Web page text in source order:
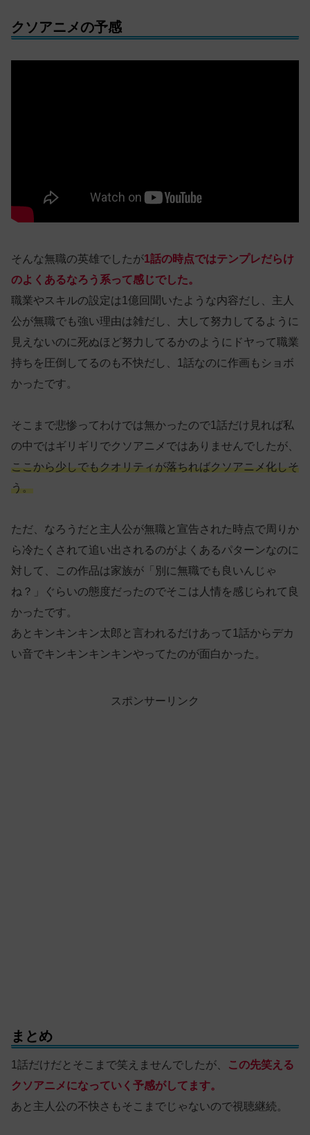
クソアニメの予感
そんな無職の英雄でしたが1話の時点ではテンプレだらけ
のよくあるなろう系って感じでした。
職業やスキルの設定は1億回聞いたような内容だし、主人
公が無職でも強い理由は雑だし、大して努力してるように
見えないのに死ぬほど努力してるかのようにドヤって職業
持ちを圧倒してるのも不快だし、1話なのに作画もショボ
かったです。
そこまで悲惨ってわけでは無かったので1話だけ見れば私
の中ではギリギリでクソアニメではありませんでしたが、
ここから少しでもクオリティが落ちればクソアニメ化しそ
う。
ただ、なろうだと主人公が無職と宣告された時点で周りか
ら冷たくされて追い出されるのがよくあるパターンなのに
対して、この作品は家族が「別に無職でも良いんじゃ
ね？」ぐらいの態度だったのでそこは人情を感じられて良
かったです。
あとキンキンキン太郎と言われるだけあって1話からデカ
い音でキンキンキンキンやってたのが面白かった。
スポンサーリンク
まとめ
1話だけだとそこまで笑えませんでしたが、
この先笑える
クソアニメになっていく予感がしてます。
あと主人公の不快さもそこまでじゃないので視聴継続。